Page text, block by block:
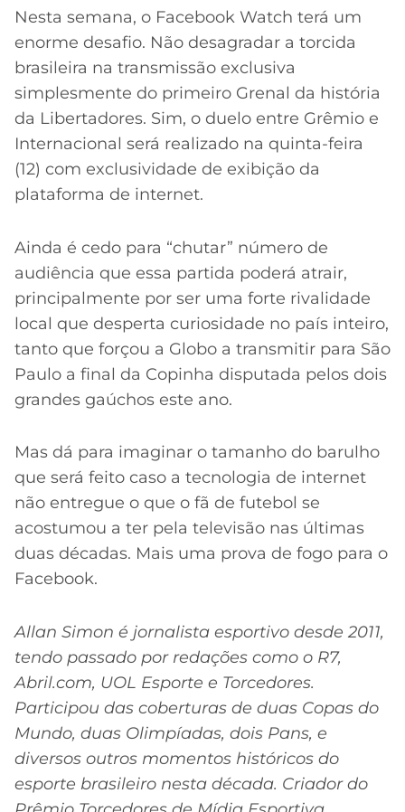
Nesta semana, o Facebook Watch terá um
enorme desafio. Não desagradar a torcida
brasileira na transmissão exclusiva
simplesmente do primeiro Grenal da história
da Libertadores. Sim, o duelo entre Grêmio e
Internacional será realizado na quinta-feira
(12) com exclusividade de exibição da
plataforma de internet.
Ainda é cedo para “chutar” número de
audiência que essa partida poderá atrair,
principalmente por ser uma forte rivalidade
local que desperta curiosidade no país inteiro,
tanto que forçou a Globo a transmitir para São
Paulo a final da Copinha disputada pelos dois
grandes gaúchos este ano.
Mas dá para imaginar o tamanho do barulho
que será feito caso a tecnologia de internet
não entregue o que o fã de futebol se
acostumou a ter pela televisão nas últimas
duas décadas. Mais uma prova de fogo para o
Facebook.
Allan Simon é jornalista esportivo desde 2011,
tendo passado por redações como o R7,
Abril.com, UOL Esporte e Torcedores.
Participou das coberturas de duas Copas do
Mundo, duas Olimpíadas, dois Pans, e
diversos outros momentos históricos do
esporte brasileiro nesta década. Criador do